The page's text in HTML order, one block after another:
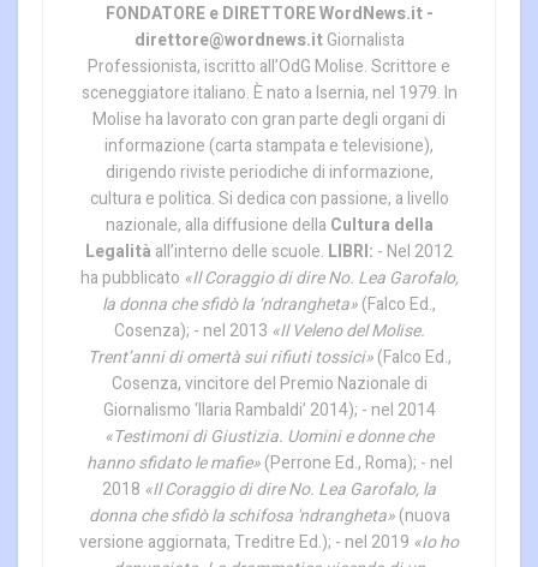
FONDATORE e DIRETTORE WordNews.it -
direttore@wordnews.itGiornalista
Professionista, iscritto all’OdG Molise. Scrittore e
sceneggiatore italiano. È nato a Isernia, nel 1979. In
Molise ha lavorato con gran parte degli organi di
informazione (carta stampata e televisione),
dirigendo riviste periodiche di informazione,
cultura e politica. Si dedica con passione, a livello
nazionale, alla diffusione della Cultura della
Legalità all’interno delle scuole. LIBRI: - Nel 2012
ha pubblicato «Il Coraggio di dire No. Lea Garofalo,
la donna che sfidò la ‘ndrangheta»(Falco Ed.,
Cosenza); - nel 2013 «Il Veleno del Molise.
Trent’anni di omertà sui rifiuti tossici»(Falco Ed.,
Cosenza, vincitore del Premio Nazionale di
Giornalismo ‘Ilaria Rambaldi’ 2014); - nel 2014
«Testimoni di Giustizia. Uomini e donne che
hanno sfidato le mafie»(Perrone Ed., Roma); - nel
2018 «Il Coraggio di dire No. Lea Garofalo, la
donna che sfidò la schifosa 'ndrangheta»(nuova
versione aggiornata, Treditre Ed.); - nel 2019 «Io ho